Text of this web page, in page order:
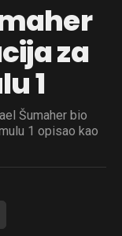
za
1
Šumaher bio
1 opisao kao